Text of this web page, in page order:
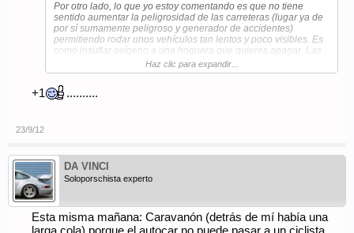
Por otro lado, lo que yo estoy comentando es que no tiene
sentido aumentar la peligrosidad de las carreteras (lugar ya de
por sí sumamente peligroso y generador de accidentes)
permitiendo rodar unos vehículos tan lentos y poco visibles. Es
como insuflar oxígeno a una hoguera que quieres apagar. Las
Haz clic para expandir...
+1 ..........
23/9/12
DA VINCI
Soloporschista experto
Esta misma mañana: Caravanón (detrás de mí había una